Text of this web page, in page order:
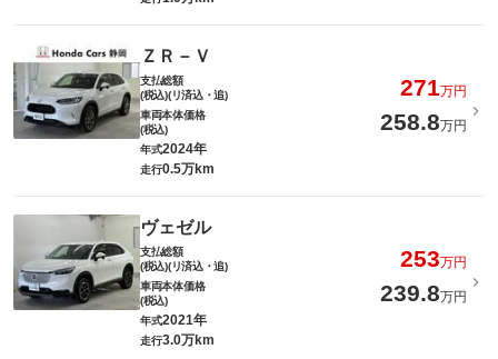
ＺＲ－Ｖ
支払総額
(税込)(リ済込・追)
271万円
車両本体価格
(税込)
258.8万円
年式2024年
走行0.5万km
ヴェゼル
支払総額
(税込)(リ済込・追)
253万円
車両本体価格
(税込)
239.8万円
年式2021年
走行3.0万km